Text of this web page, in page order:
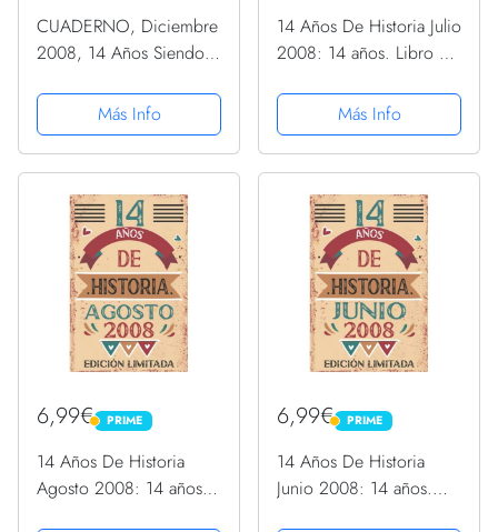
CUADERNO, Diciembre
2008, 14 Años Siendo
cuaderno, 110 páginas
de felicitaciones, idea
de regalo, regalo Para la
Más Info
14 Años De Historia Julio
2008: 14 años. Libro de
páginas de
felicitaciones, idea de
regalo, regalo Para la
Más Info
6,99€ PRIME
PRIME
14 Años De Historia
Agosto 2008: 14 años.
6,99€ PRIME
PRIME
14 Años De Historia
Junio 2008: 14 años.